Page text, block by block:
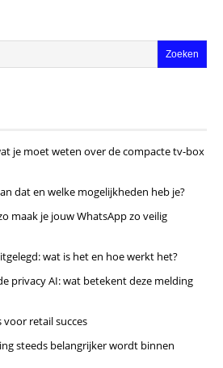
je moet weten over de compacte tv-box
dat en welke mogelijkheden heb je?
maak je jouw WhatsApp zo veilig
wat is het en hoe werkt het?
privacy AI: wat betekent deze melding
voor retail succes
steeds belangrijker wordt binnen